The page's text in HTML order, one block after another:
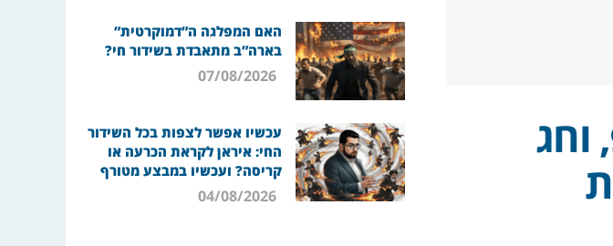
וחג
האם המפלגה ה”דמוקרטית”
בארה”ב מתאבדת בשידור חי?
07/08/2026
עכשיו אפשר לצפות בכל השידור
החי: איראן לקראת הכרעה או
קריסה? ועכשיו במבצע מטורף
04/08/2026